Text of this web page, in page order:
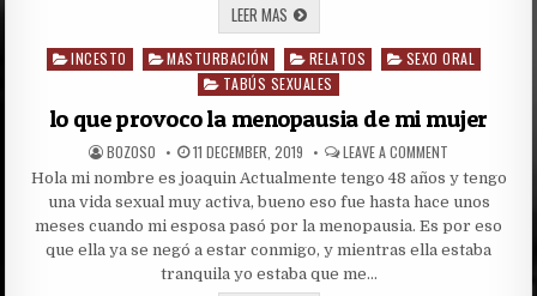
LEER MASEL
RECUERDO
DE
MI
MADRE
2A
(CONCLUSIÓN)
Posted
INCESTO MASTURBACIÓN RELATOS
SEXO ORAL
TABÚS SEXUALES
lo que provoco la menopausia de mi mujer
AUTHOR:
BOZOSO PUBLISHED
DATE:
11 DECEMBER, 2019 LEAVE A COMMENT
QUE
LA
MENOPAUSIA
DE
MI
Hola mi nombre es joaquin Actualmente tengo 48 años y tengo
una vida sexual muy activa, bueno eso fue hasta hace unos
meses cuando mi esposa pasó por la menopausia. Es por eso
que ella ya se negó a estar conmigo, y mientras ella estaba
tranquila yo estaba que me…